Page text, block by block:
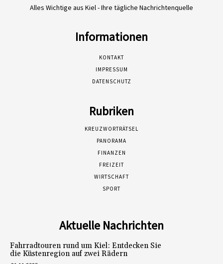
Alles Wichtige aus Kiel - Ihre tägliche Nachrichtenquelle
Informationen
KONTAKT
IMPRESSUM
DATENSCHUTZ
Rubriken
KREUZWORTRÄTSEL
PANORAMA
FINANZEN
FREIZEIT
WIRTSCHAFT
SPORT
Aktuelle Nachrichten
Fahrradtouren rund um Kiel: Entdecken Sie
die Küstenregion auf zwei Rädern